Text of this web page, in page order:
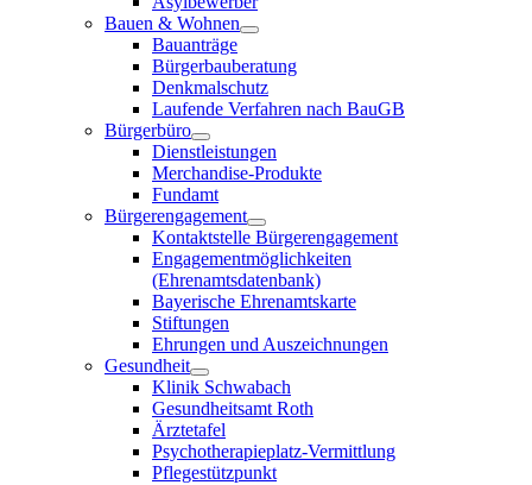
Bauen & Wohnen
Bauanträge
Bürgerbauberatung
Denkmalschutz
Laufende Verfahren nach BauGB
Bürgerbüro
Dienstleistungen
Merchandise-Produkte
Fundamt
Bürgerengagement
Kontaktstelle Bürgerengagement
Engagementmöglichkeiten
(Ehrenamtsdatenbank)
Bayerische Ehrenamtskarte
Stiftungen
Ehrungen und Auszeichnungen
Gesundheit
Klinik Schwabach
Gesundheitsamt Roth
Ärztetafel
Psychotherapieplatz-Vermittlung
Pflegestützpunkt